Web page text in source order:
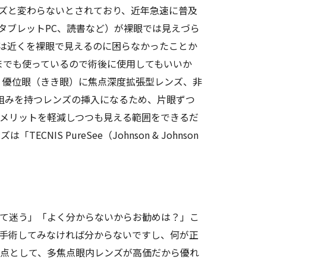
と変わらないとされており、近年急速に普及
レットPC、読書など）が裸眼では見えづら
近くを裸眼で見えるのに困らなかったことか
も使っているので術後に使用してもいいか
位眼（きき眼）に焦点深度拡張型レンズ、非
を持つレンズの挿入になるため、片眼ずつ
リットを軽減しつつも見える範囲をできるだ
は「TECNIS PureSee（Johnson & Johnson
迷う」「よく分からないからお勧めは？」こ
術してみなければ分からないですし、何が正
として、多焦点眼内レンズが高価だから優れ